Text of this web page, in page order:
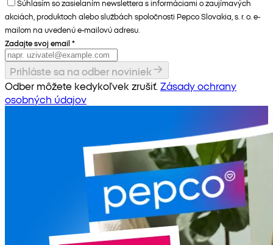
Súhlasím so zasielaním newslettera s informáciami o zaujímavých
akciách, produktoch alebo službách spoločnosti Pepco Slovakia, s. r. o. e-
mailom na uvedenú e-mailovú adresu.
Zadajte svoj email *
Prihláste sa na odber noviniek
Odber môžete kedykoľvek zrušiť. Zásady ochrany
osobných údajov